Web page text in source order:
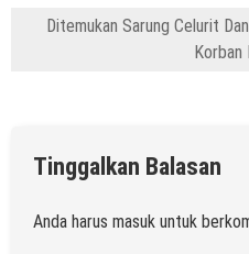
Ditemukan Sarung Celurit
Korban
Tinggalkan Balasan
Anda harus masuk untuk